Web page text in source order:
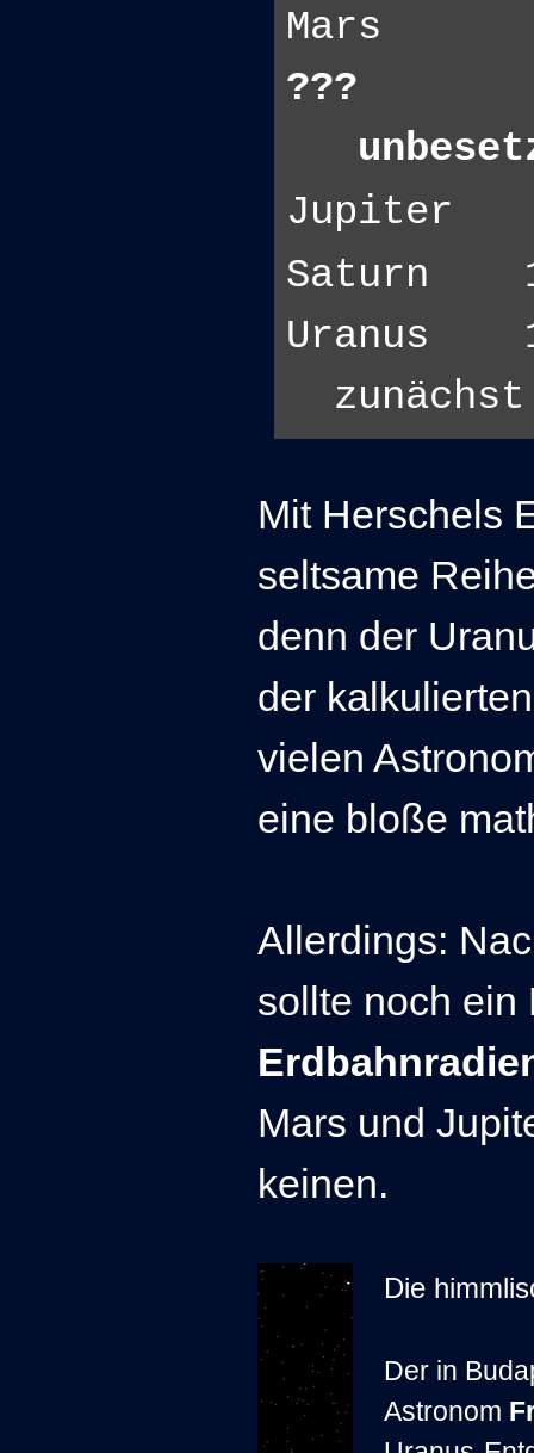
Mars
???
Saturn
Uranus
zunächst
Mit Herschels
seltsame
denn der
der
vielen
eine bloße
Allerdings:
sollte noch
Mars und
keinen.
Die
Der in
Astronom